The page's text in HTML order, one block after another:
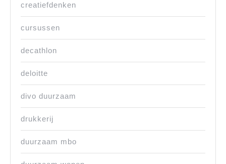
creatiefdenken
cursussen
decathlon
deloitte
divo duurzaam
drukkerij
duurzaam mbo